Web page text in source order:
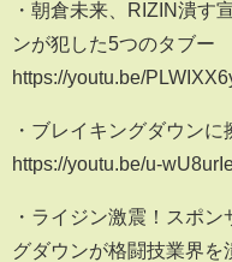
・朝倉未来、RIZIN潰す
ンが犯した5つのタブー
https://youtu.be/
・ブレイキングダウン
https://youtu.be/u-
・ライジン激震！スポ
グダウンが格闘技業界を